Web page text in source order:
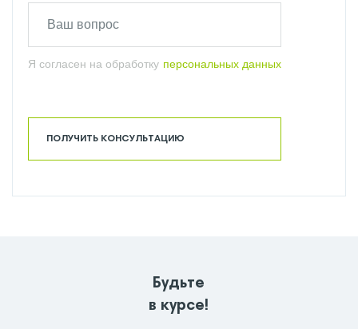
Я согласен на обработку персональных данных
ПОЛУЧИТЬ КОНСУЛЬТАЦИЮ
Будьте
в курсе!